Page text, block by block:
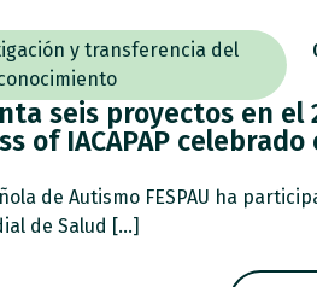
y transferencia del
seis proyectos en el
of IACAPAP celebrado
de Autismo FESPAU ha
de Salud [...]